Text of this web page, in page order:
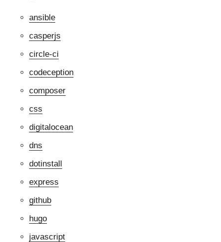
ansible
casperjs
circle-ci
codeception
composer
css
digitalocean
dns
dotinstall
express
github
hugo
javascript